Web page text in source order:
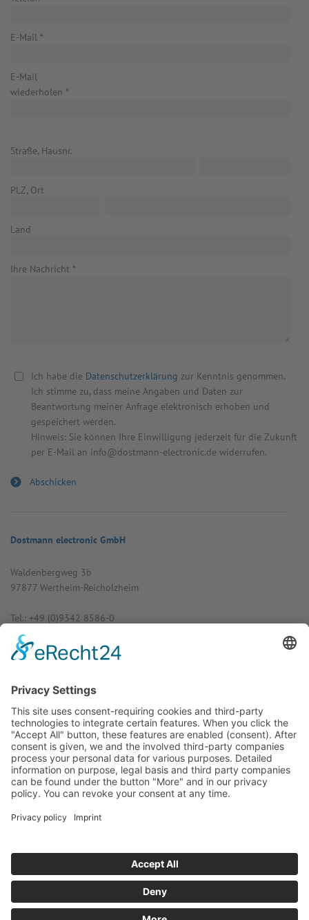
E-Mail *
E-Mail
wiederholen *
Straße, Hausnr.
PLZ, Ort
Land
Ihre Nachricht *
Ich habe die Datenschutzerklärung zur Kenntnis genommen.
Ich stimme zu, dass meine Angaben und Daten zur
Beantwortung meiner Anfrage elektronisch erhoben und
gespeichert werden.
Hinweis: Sie können Ihre Einwilligung jederzeit für die Zukunft
per E-Mail an info@dostmann-electronic.de widerrufen.
Dostmann electronic GmbH
Wal­den­berg­weg 3b
97877 Wert­heim-Reicholz­heim
Tel.: +49 (0)9342 8586-0
E-Mail: info@dost­mann-elec­tro­nic.de
www.dostmann-electronic.de
Haben Sie Fra­gen an uns?
Dann neh­men Sie doch ein­fach Kon­
takt mit uns auf – Wir bera­ten Sie
gerne ganz indi­vi­du­ell!